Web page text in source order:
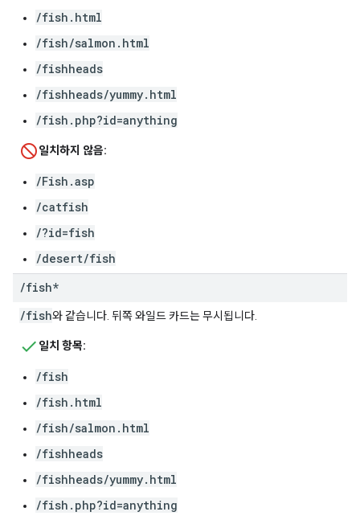
/fish.html
/fish/salmon.html
/fishheads
/fishheads/yummy.html
/fish.php?id=anything
일치하지 않음:
/Fish.asp
/catfish
/?id=fish
/desert/fish
/fish*
/fish와 같습니다. 뒤쪽 와일드 카드는 무시됩니다.
일치 항목:
/fish
/fish.html
/fish/salmon.html
/fishheads
/fishheads/yummy.html
/fish.php?id=anything